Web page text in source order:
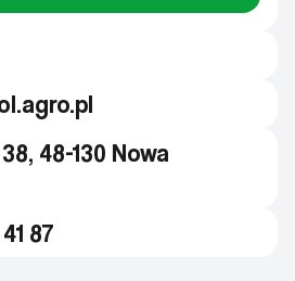
48-130 Nowa
87